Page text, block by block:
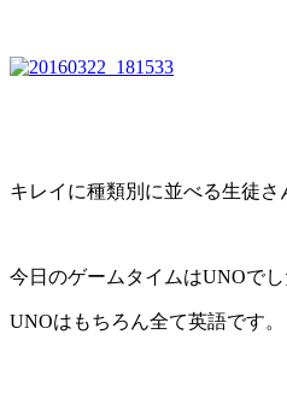
キレイに種類別に並べる生徒さ
今日のゲームタイムはUNOでし
UNOはもちろん全て英語です。